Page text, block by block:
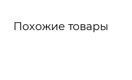
Похожие товары